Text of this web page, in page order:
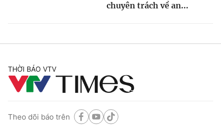
chuyên trách về an...
THỜI BÁO VTV
Theo dõi báo trên